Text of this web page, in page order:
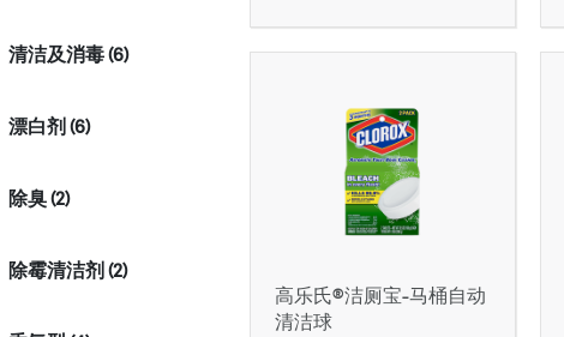
清洁及消毒 (6)
漂白剂 (6)
除臭 (2)
除霉清洁剂 (2)
高乐氏®洁厕宝-马桶自动
清洁球